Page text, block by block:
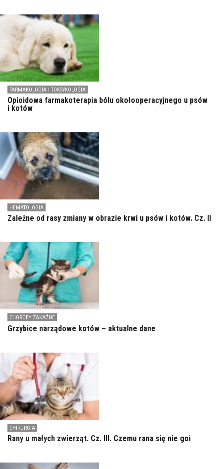
FARMAKOLOGIA I TOKSYKOLOGIA
Opioidowa farmakoterapia bólu okołooperacyjnego u psów
i kotów
HEMATOLOGIA
Zależne od rasy zmiany w obrazie krwi u psów i kotów. Cz. II
CHOROBY ZAKAŹNE
Grzybice narządowe kotów – aktualne dane
CHIRURGIA
Rany u małych zwierząt. Cz. III. Czemu rana się nie goi